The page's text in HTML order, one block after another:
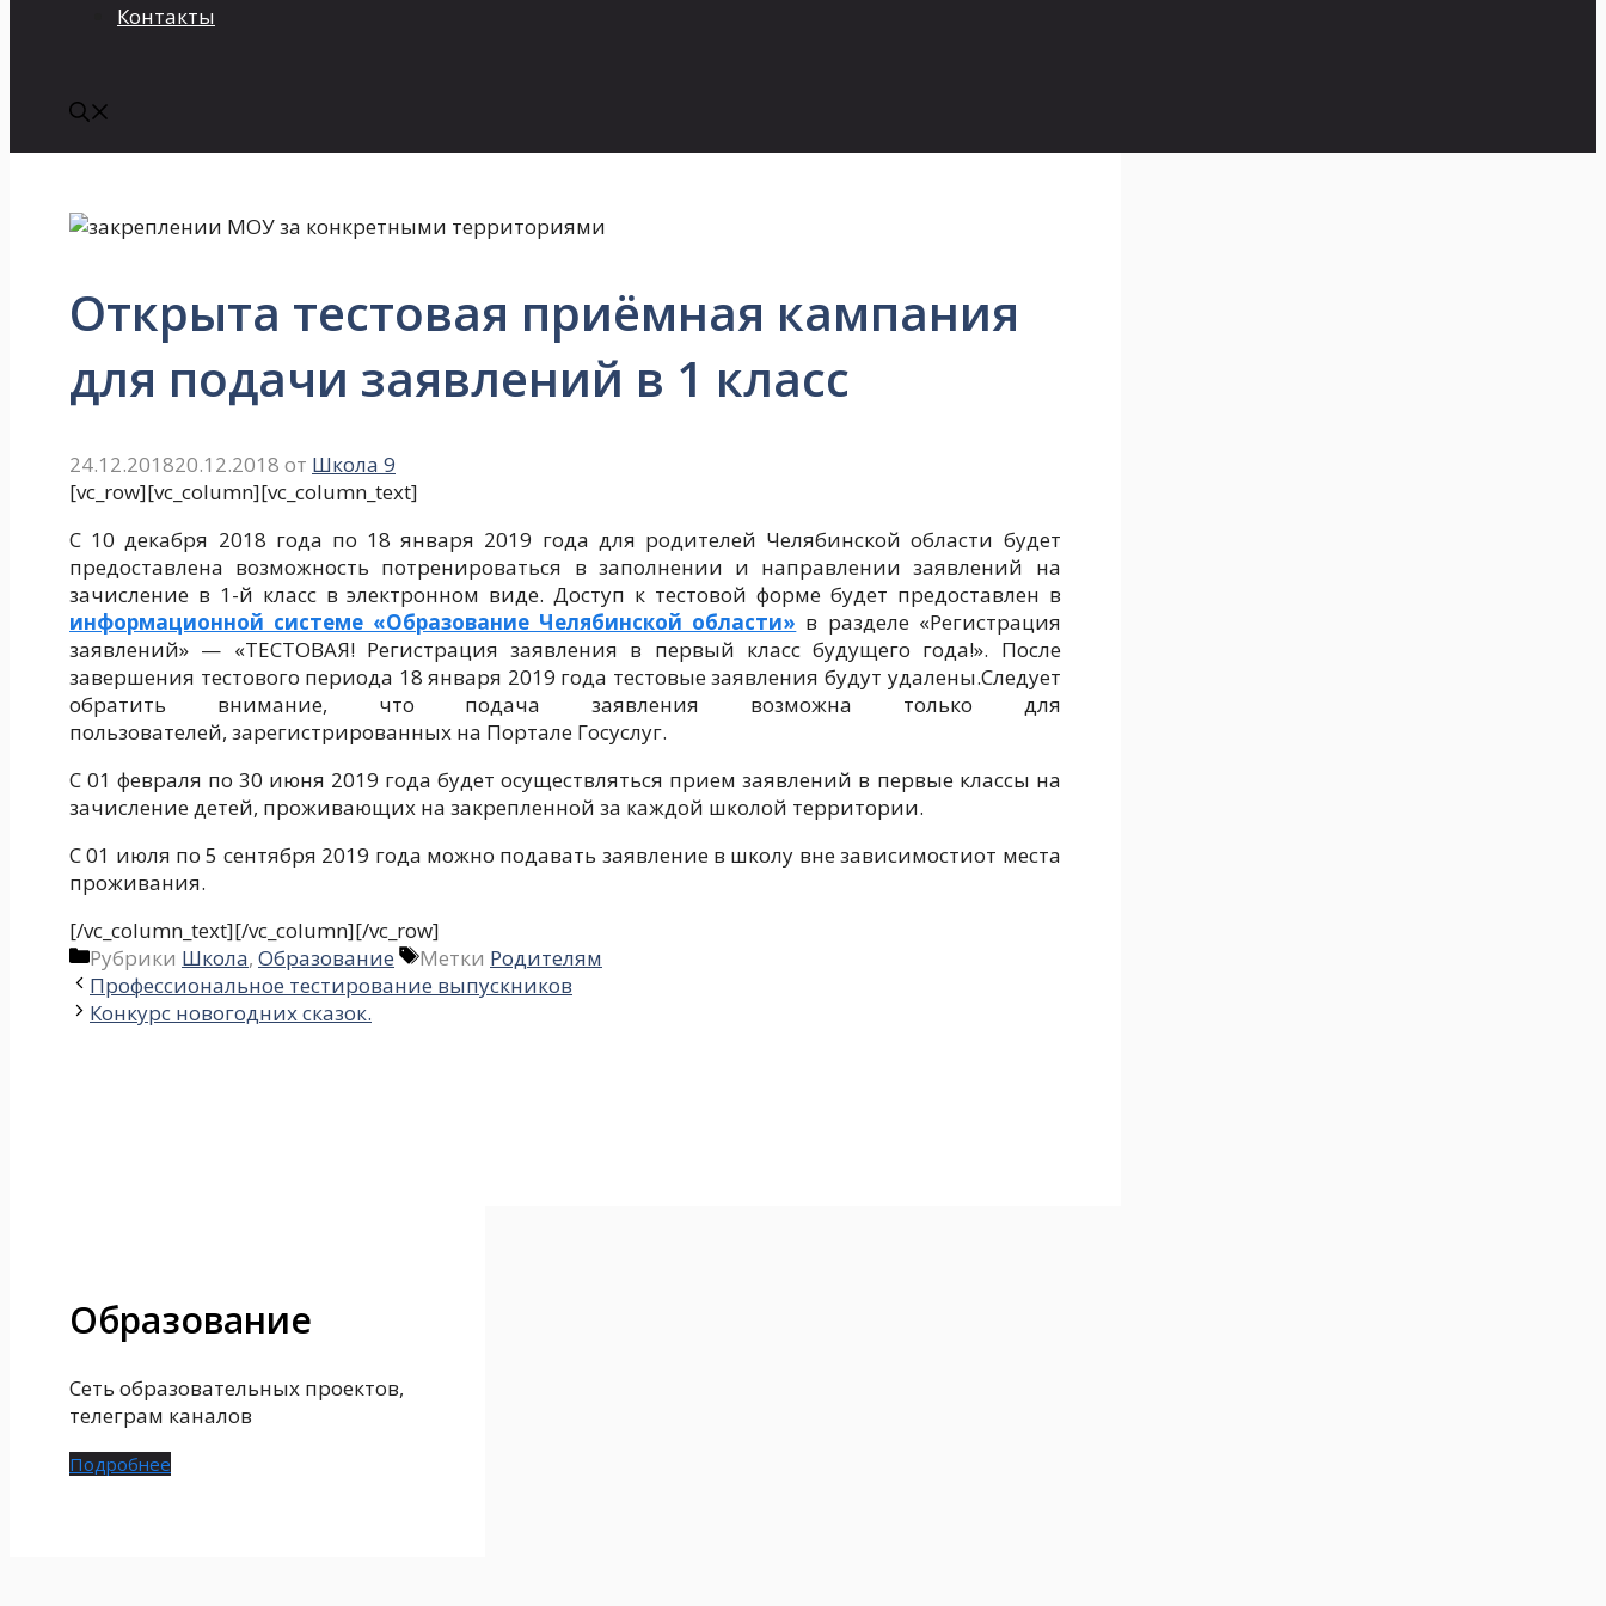
Контакты
Открыта тестовая приёмная кампания
для подачи заявлений в 1 класс
24.12.201820.12.2018 от Школа 9
[vc_row][vc_column][vc_column_text]
С 10 декабря 2018 года по 18 января 2019 года для родителей Челябинской области будет
предоставлена возможность потренироваться в заполнении и направлении заявлений на
зачисление в 1-й класс в электронном виде. Доступ к тестовой форме будет предоставлен в
информационной системе «Образование Челябинской области» в разделе «Регистрация
заявлений» — «ТЕСТОВАЯ! Регистрация заявления в первый класс будущего года!». После
завершения тестового периода 18 января 2019 года тестовые заявления будут удалены.Следует
обратить внимание, что подача заявления возможна только для
пользователей, зарегистрированных на Портале Госуслуг.
С 01 февраля по 30 июня 2019 года будет осуществляться прием заявлений в первые классы на
зачисление детей, проживающих на закрепленной за каждой школой территории.
С 01 июля по 5 сентября 2019 года можно подавать заявление в школу вне зависимостиот места
проживания.
[/vc_column_text][/vc_column][/vc_row]
Рубрики Школа, Образование Метки Родителям
Профессиональное тестирование выпускников
Конкурс новогодних сказок.
Образование
Сеть образовательных проектов,
телеграм каналов
Подробнее